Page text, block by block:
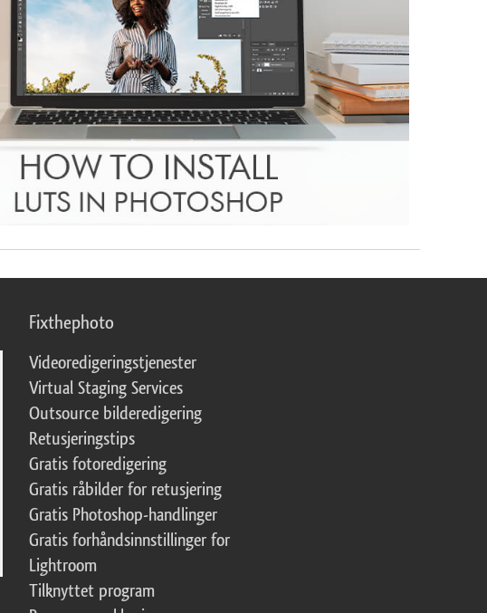
Fixthephoto
Videoredigeringstjenester
Virtual Staging Services
Outsource bilderedigering
Retusjeringstips
Gratis fotoredigering
Gratis råbilder for retusjering
Gratis Photoshop-handlinger
Gratis forhåndsinnstillinger for
Lightroom
Tilknyttet program